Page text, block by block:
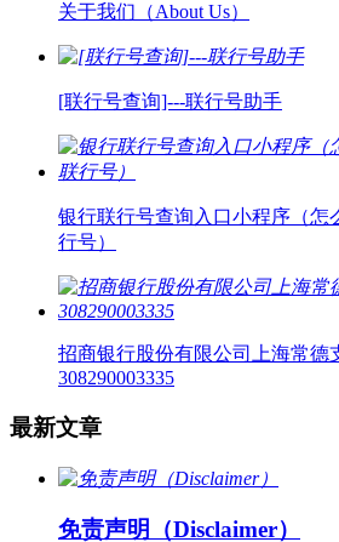
关于我们（About Us）
[联行号查询]---联行号助手
银行联行号查询入口小程序（怎
行号）
招商银行股份有限公司上海常德
308290003335
最新文章
免责声明（Disclaimer）